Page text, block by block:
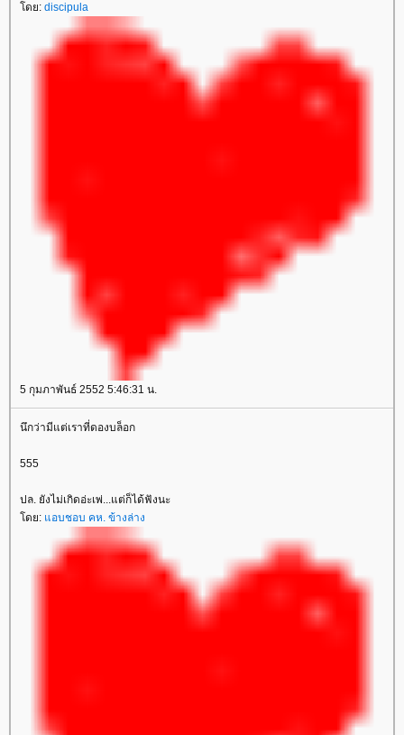
ดย: discipula
5 กุมภาพันธ์ 2552 5:46:31 น.
นึกว่ามีแต่เราที่ดองบล็อก
555
ปล. ยังไม่เกิดอ่ะเพ่...แต่ก็ได้ฟังนะ
ดย: อบชอบ คห. ข้างล่าง